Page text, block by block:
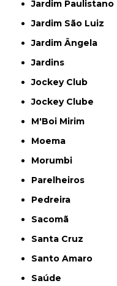
Jardim Paulistano
Jardim São Luiz
Jardim Ângela
Jardins
Jockey Club
Jockey Clube
M'Boi Mirim
Moema
Morumbi
Parelheiros
Pedreira
Sacomã
Santa Cruz
Santo Amaro
Saúde